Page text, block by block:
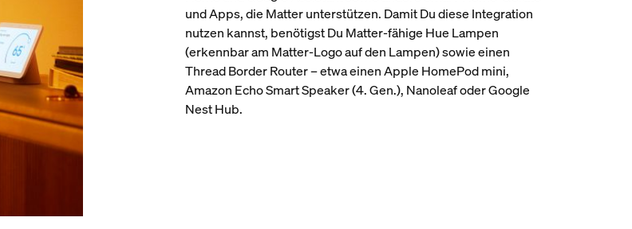
und Apps, die Matter unterstützen. Damit Du diese Integration
nutzen kannst, benötigst Du Matter-fähige Hue Lampen
(erkennbar am Matter-Logo auf den Lampen) sowie einen
Thread Border Router – etwa einen Apple HomePod mini,
Amazon Echo Smart Speaker (4. Gen.), Nanoleaf oder Google
Nest Hub.